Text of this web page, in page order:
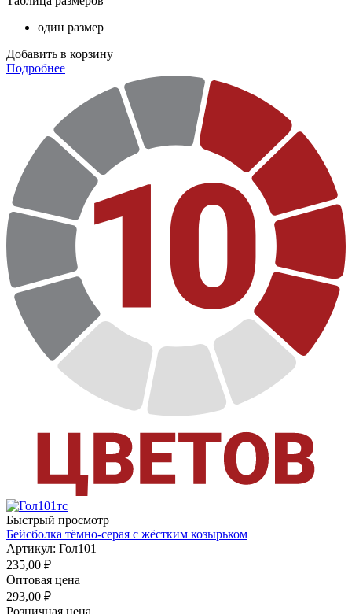
один размер
Добавить в корзину
Подробнее
Быстрый просмотр
Бейсболка тёмно-серая с жёстким козырьком
Артикул: Гол101
235,00 ₽
Оптовая цена
293,00 ₽
Розничная цена